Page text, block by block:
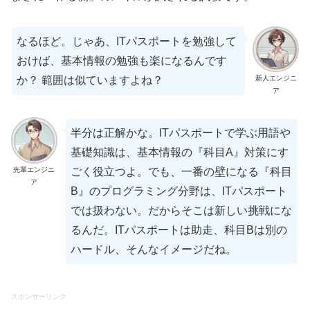
新人エンジニ
ア
なるほど。じゃあ、ITパスポートを勉強して
おけば、基本情報の勉強も楽になるんです
か？ 範囲は似ていますよね？
先輩エンジニ
ア
半分は正解かな。ITパスポートで学ぶ用語や
基礎知識は、基本情報の『科目A』対策にす
ごく役立つよ。でも、一番の壁になる『科目
B』のプログラミング分野は、ITパスポート
では扱わない。だからそこは新しい挑戦にな
るんだ。ITパスポートは助走、科目Bは別の
ハードル、そんなイメージだね。
スポンサーリンク